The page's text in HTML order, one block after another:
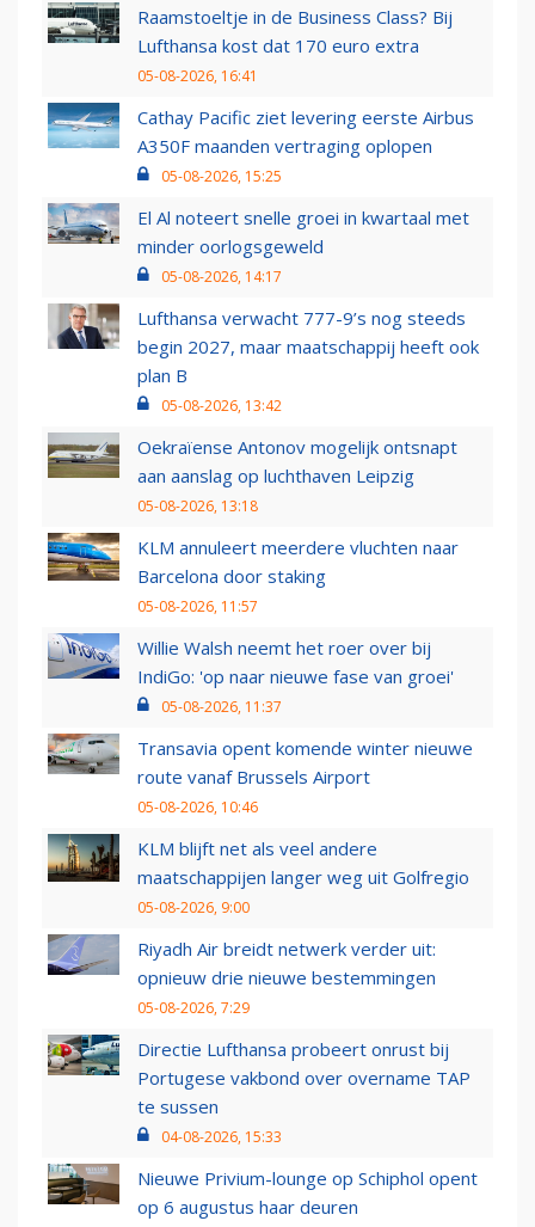
Raamstoeltje in de Business Class? Bij
Lufthansa kost dat 170 euro extra
05-08-2026, 16:41
Cathay Pacific ziet levering eerste Airbus
A350F maanden vertraging oplopen
05-08-2026, 15:25
El Al noteert snelle groei in kwartaal met
minder oorlogsgeweld
05-08-2026, 14:17
Lufthansa verwacht 777-9’s nog steeds
begin 2027, maar maatschappij heeft ook
plan B
05-08-2026, 13:42
Oekraïense Antonov mogelijk ontsnapt
aan aanslag op luchthaven Leipzig
05-08-2026, 13:18
KLM annuleert meerdere vluchten naar
Barcelona door staking
05-08-2026, 11:57
Willie Walsh neemt het roer over bij
IndiGo: 'op naar nieuwe fase van groei'
05-08-2026, 11:37
Transavia opent komende winter nieuwe
route vanaf Brussels Airport
05-08-2026, 10:46
KLM blijft net als veel andere
maatschappijen langer weg uit Golfregio
05-08-2026, 9:00
Riyadh Air breidt netwerk verder uit:
opnieuw drie nieuwe bestemmingen
05-08-2026, 7:29
Directie Lufthansa probeert onrust bij
Portugese vakbond over overname TAP
te sussen
04-08-2026, 15:33
Nieuwe Privium-lounge op Schiphol opent
op 6 augustus haar deuren